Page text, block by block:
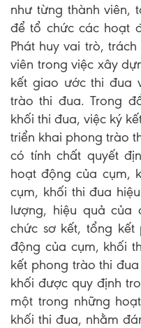
như từng thành viên,
để tổ chức các hoạt
Phát huy vai trò,
viên trong việc xây
kết giao ước thi đua
trào thi đua. Trong
khối thi đua, việc ký
triển khai phong trào
có tính chất quyết
hoạt động của cụm,
cụm, khối thi đua
lượng, hiệu quả của
chức sơ kết, tổng
động của cụm, khối
kết phong trào thi
khối được quy định
một trong những
khối thi đua, nhằm